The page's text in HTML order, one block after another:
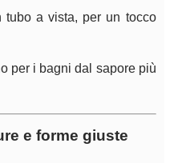
tubo a vista, per un tocco
per i bagni dal sapore più
e forme giuste